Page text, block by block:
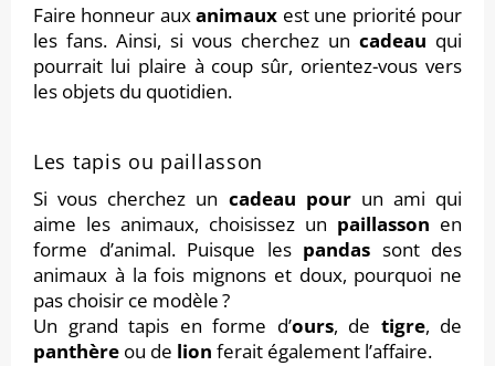
Faire honneur auxanimaux est une priorité pour
les fans. Ainsi, si vous cherchez un cadeau qui
pourrait lui plaire à coup sûr, orientez-vous vers
les objets du quotidien.
Les tapis ou paillasson
Si vous cherchez un cadeau pourun ami qui
aime les animaux, choisissez un paillasson en
forme d’animal. Puisque les pandas sont des
animaux à la fois mignons et doux, pourquoi ne
pas choisir ce modèle ?
Un grand tapis en forme d’ours, de tigre, de
panthère ou de lion ferait également l’affaire.